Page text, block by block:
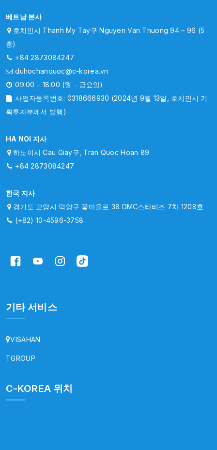
베트남 본사
호치민시 Thanh My Tay구 Nguyen Van Thuong 94 – 96 (5
층)
+84 2873084247
duhochanquoc@c-korea.vn
09:00 – 18:00 (월 – 금요일)
사업자등록번호: 0318666930 (2024년 9월 13일, 호치민시 기
획투자부에서 발행)
HA NOI 지사
하노이시 Cau Giay구, Tran Quoc Hoan 89
+84 2873084247
한국 지사
경기도 고양시 덕양구 꽃마을로 38 DMC스타비즈 7차 1208호
(+82) 10-4596-3758
기타 서비스
VISAHAN
TGROUP
C-KOREA 위치